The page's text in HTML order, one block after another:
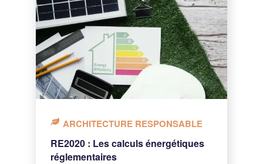
ARCHITECTURE RESPONSABLE
RE2020 : Les calculs énergétiques
réglementaires